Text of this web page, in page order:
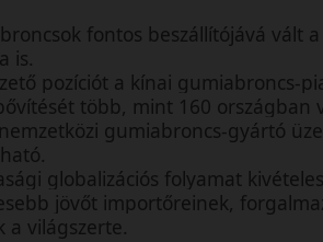
fontos beszállítójává vált
is.
pozíciót a kínai gumiabroncs-
több, mint 160 országban
gumiabroncs-gyártó
globalizációs folyamat
jövőt importőreinek,
a világszerte.